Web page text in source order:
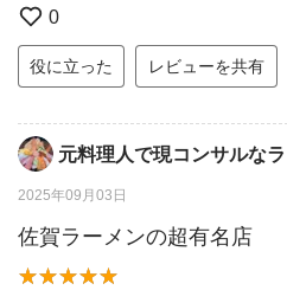
0
役に立った レビューを共有
元料理人で現コンサルな
2025年09月03日
佐賀ラーメンの超有名店